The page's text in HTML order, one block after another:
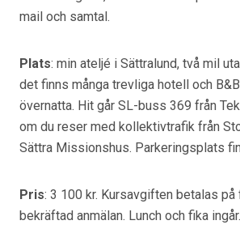
mail och samtal.
Plats: min ateljé i Sättralund, två mil
det finns många trevliga hotell och
övernatta. Hit går SL-buss 369 från
om du reser med kollektivtrafik från
Sättra Missionshus. Parkeringsplats
Pris: 3 100 kr. Kursavgiften betalas
bekräftad anmälan. Lunch och fika ingår.